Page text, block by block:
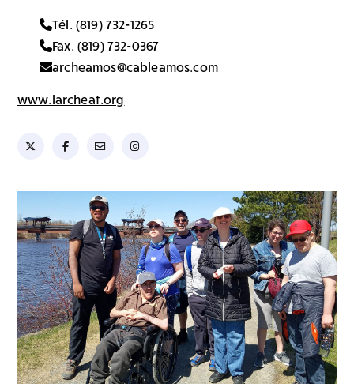
Tél. (819) 732-1265
Fax. (819) 732-0367
archeamos@cableamos.com
www.larcheat.org